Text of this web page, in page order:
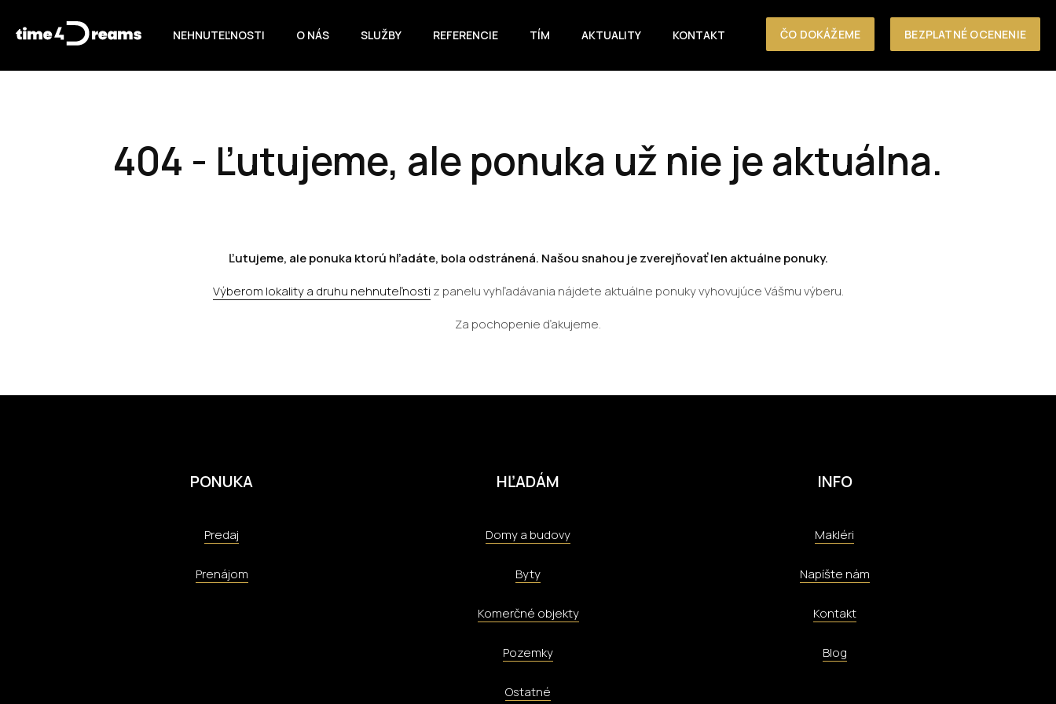
BEZPLATNÉ OCENENIE
ČO DOKÁŽEME
NEHNUTEĽNOSTI O NÁS SLUŽBY REFERENCIE TÍM AKTUALITY KONTAKT
404 - Ľutujeme, ale ponuka už nie je aktuálna.
Ľutujeme, ale ponuka ktorú hľadáte, bola odstránená. Našou snahou je zverejňovať len aktuálne ponuky.
Výberom lokality a druhu nehnuteľnosti z panelu vyhľadávania nájdete aktuálne ponuky vyhovujúce Vášmu výberu.
Za pochopenie ďakujeme.
PONUKA
Predaj
Prenájom
HĽADÁM
Domy a budovy
Byty
Komerčné objekty
Pozemky
Ostatné
INFO
Makléri
Napíšte nám
Kontakt
Blog